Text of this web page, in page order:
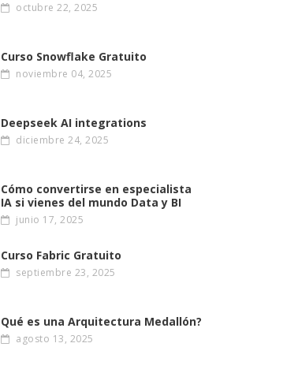
octubre 22, 2025
Curso Snowflake Gratuito
noviembre 04, 2025
Deepseek AI integrations
diciembre 24, 2025
Cómo convertirse en especialista
IA si vienes del mundo Data y BI
junio 17, 2025
Curso Fabric Gratuito
septiembre 23, 2025
Qué es una Arquitectura Medallón?
agosto 13, 2025